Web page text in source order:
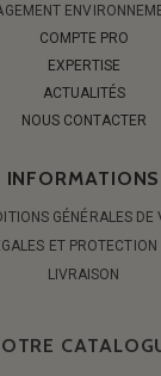
COMPTE PRO
EXPERTISE
ACTUALITÉS
NOUS CONTACTER
INFORMATIONS
GÉNÉRALES DE
ET
LIVRAISON